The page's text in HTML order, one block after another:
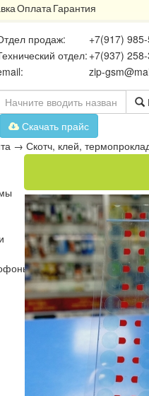
ОплатаГарантия
продаж:
+7(917)
отдел:+7(937)
zip-
Скачать прайс
→ Скотч, клей,
МикросхемыПлаты